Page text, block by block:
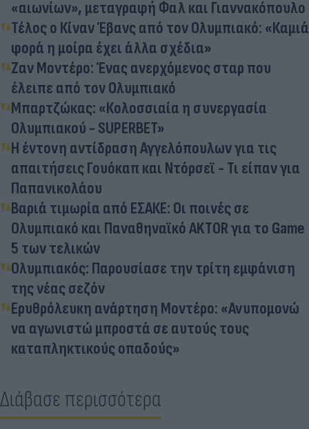
«αιωνίων», μεταγραφή Φαλ και Γιαννακόπουλο
Τέλος ο Κίναν Έβανς από τον Ολυμπιακό: «Καμιά
φορά η μοίρα έχει άλλα σχέδια»
Ζαν Μοντέρο: Ένας ανερχόμενος σταρ που
έλειπε από τον Ολυμπιακό
Μπαρτζώκας: «Κολοσσιαία η συνεργασία
Ολυμπιακού - SUPERBET»
Η έντονη αντίδραση Αγγελόπουλων για τις
απαιτήσεις Γουόκαπ και Ντόρσεϊ - Τι είπαν για
Παπανικολάου
Βαριά τιμωρία από ΕΣΑΚΕ: Οι ποινές σε
Ολυμπιακό και Παναθηναϊκό AKTOR για το Game
5 των τελικών
Ολυμπιακός: Παρουσίασε την τρίτη εμφάνιση
της νέας σεζόν
Ερυθρόλευκη ανάρτηση Μοντέρο: «Ανυπομονώ
να αγωνιστώ μπροστά σε αυτούς τους
καταπληκτικούς οπαδούς»
Διάβασε περισσότερα